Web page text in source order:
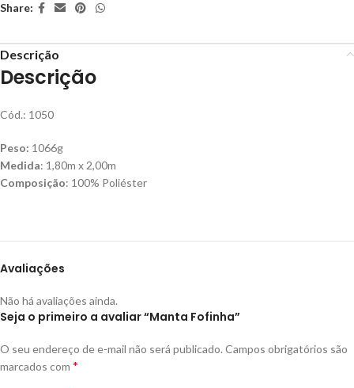
Share:
Descrição
Descrição
Cód.: 1050
Peso: 1066g
Medida: 1,80m x 2,00m
Composição: 100% Poliéster
Avaliações
Não há avaliações ainda.
Seja o primeiro a avaliar “Manta Fofinha”
O seu endereço de e-mail não será publicado. Campos obrigatórios são
marcados com *